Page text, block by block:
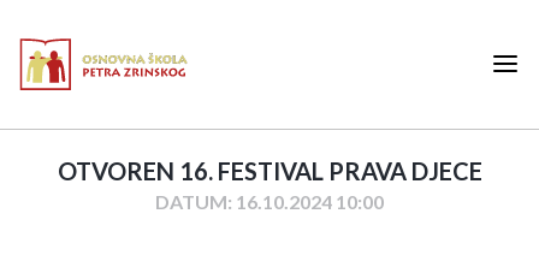
OTVOREN 16. FESTIVAL PRAVA DJECE
DATUM: 16.10.2024 10:00